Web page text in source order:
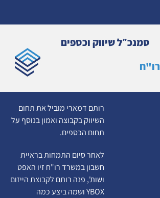
רו"ח
סמנכ״ל שיווק וכספים
רותם דמארי מוביל את תחום
השיווק בקבוצה ואמון בנוסף על
תחום הכספים.
לאחר סיום התמחות בראיית
חשבון במשרד רו"ח זיו האפט
ושות', פנה רותם לקבוצת הייזום
YBOX ושמה ביצע כמה